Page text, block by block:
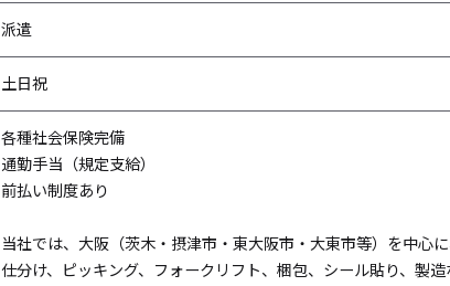
派遣
土日祝
各種社会保険完備
通勤手当（規定支給）
前払い制度あり
当社では、大阪（茨木・摂津市・東大阪市・大東市等）を中心
仕分け、ピッキング、フォークリフト、梱包、シール貼り、製